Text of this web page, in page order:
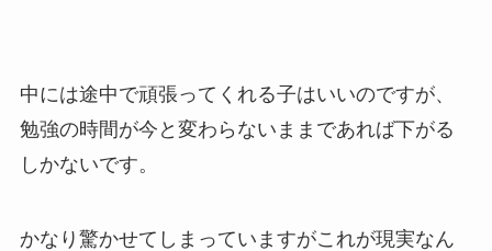
中には途中で頑張ってくれる子はいいのですが、
勉強の時間が今と変わらないままであれば下がる
しかないです。
かなり驚かせてしまっていますがこれが現実なん